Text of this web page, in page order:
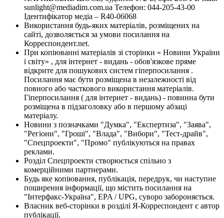
sunlight@mediadim.com.ua Телефон: 044-205-43-00
Ідентифікатор медіа – R40-06068
Використання будь-яких матеріалів, розміщених на
сайті, дозволяється за умови посилання на
Корреспондент.net.
При копіюванні матеріалів зі сторінки « Новини України
і світу» , для інтернет - видань - обов'язкове пряме
відкрите для пошукових систем гіперпосилання .
Посилання має бути розміщена в незалежності від
повного або часткового використання матеріалів.
Гіперпосилання ( для інтернет - видань) - повинна бути
розміщена в підзаголовку або в першому абзаці
матеріалу.
Новини з позначками "Думка", "Експертиза", "Заява",
"Регіони", "Гроші", "Влада", "Вибори", "Тест-драйв",
"Спецпроекти", "Промо" публікуються на правах
реклами.
Розділ Спецпроекти створюється спільно з
комерційними партнерами.
Будь яке копіювання, публікація, передрук, чи наступне
поширення інформації, що містить посилання на
"Інтерфакс-Україна", EPA / UPG, суворо забороняється.
Власник веб-сторінки в розділі Я-Корреспондент є автор
публікації.